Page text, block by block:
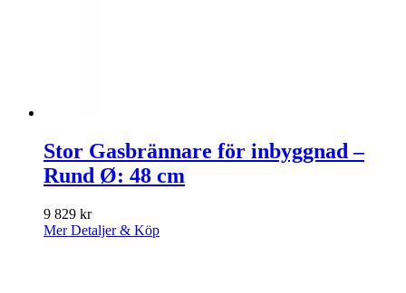
Stor Gasbrännare för inbyggnad –
Rund Ø: 48 cm
9 829 kr
Mer Detaljer & Köp